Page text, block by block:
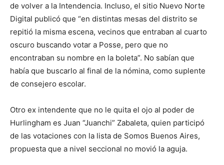
de volver a la Intendencia. Incluso, el sitio Nuevo Norte
Digital publicó que “en distintas mesas del distrito se
repitió la misma escena, vecinos que entraban al cuarto
oscuro buscando votar a Posse, pero que no
encontraban su nombre en la boleta”. No sabían que
había que buscarlo al final de la nómina, como suplente
de consejero escolar.
Otro ex intendente que no le quita el ojo al poder de
Hurlingham es Juan “Juanchi” Zabaleta, quien participó
de las votaciones con la lista de Somos Buenos Aires,
propuesta que a nivel seccional no movió la aguja.